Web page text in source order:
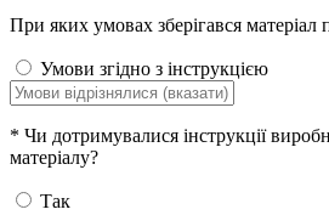
При яких умовах зберігався матеріал
Умови згідно з інструкцією
* Чи дотримувалися інструкції
матеріалу?
Так